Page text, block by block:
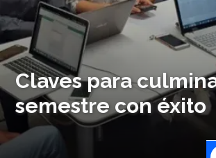
Claves para
semestre con éxito